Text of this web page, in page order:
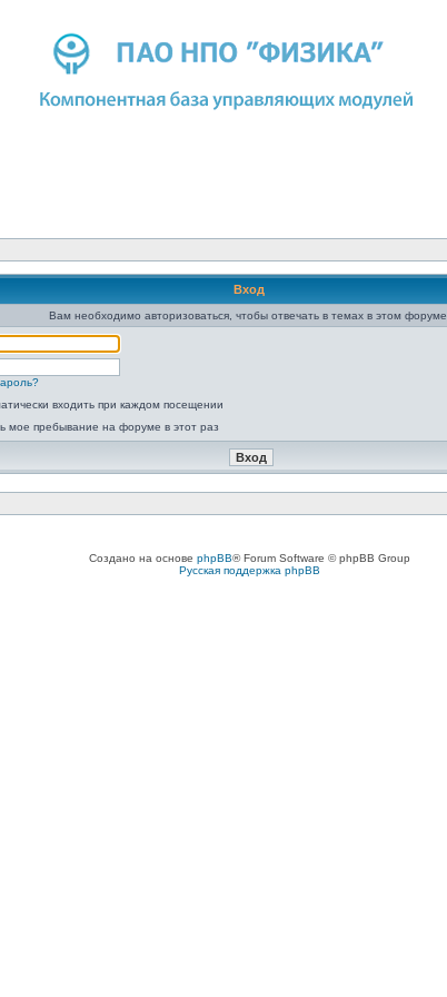
Вход
Вам необходимо авторизоваться, чтобы отвечать в темах в этом форуме.
входить при каждом посещении
мое пребывание на форуме в этот раз
Создано на основе phpBB® Forum Software © phpBB Group
Русская поддержка phpBB